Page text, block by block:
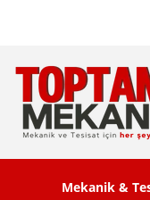
Mekanik &